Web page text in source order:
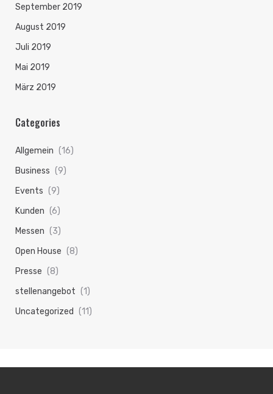
September 2019
August 2019
Juli 2019
Mai 2019
März 2019
Categories
Allgemein (16)
Business (9)
Events (9)
Kunden (6)
Messen (3)
Open House (8)
Presse (8)
stellenangebot (1)
Uncategorized (11)